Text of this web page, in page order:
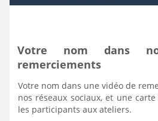
Votre nom dans
remerciements
Votre nom dans une vidéo de
nos réseaux sociaux, et une
les participants aux ateliers.